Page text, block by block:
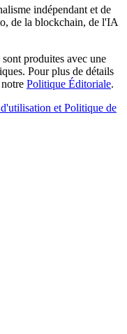
indépendant et de
de la blockchain, de l'IA
produites avec une
Pour plus de détails
Politique Éditoriale.
et Politique de